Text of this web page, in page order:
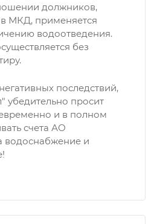
должников,
МКД, применяется
водоотведения.
без
последствий,
убедительно просит
и в полном
счета АО
водоснабжение и